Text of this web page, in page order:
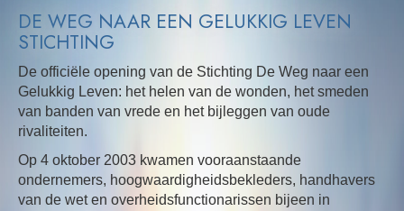
DE WEG NAAR EEN GELUKKIG LEVEN
STICHTING
De officiële opening van de Stichting De Weg naar een
Gelukkig Leven: het helen van de wonden, het smeden
van banden van vrede en het bijleggen van oude
rivaliteiten.
Op 4 oktober 2003 kwamen vooraanstaande
ondernemers, hoogwaardigheidsbekleders, handhavers
van de wet en overheidsfunctionarissen bijeen in